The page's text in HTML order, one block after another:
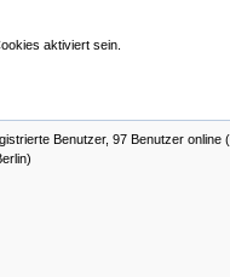
aktiviert sein.
Benutzer, 97 Benutzer online